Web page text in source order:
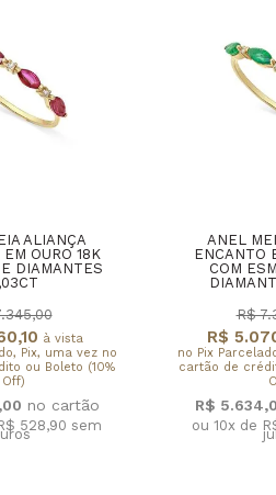
ALIANÇA
OURO 18K
DIAMANTES
à vista
Pix, uma vez no
ou Boleto (10%
Off)
528,90 sem
ANEL
ENCANTO
COM
R$
no Pix
cartão de
R$
R$
ou 10x de